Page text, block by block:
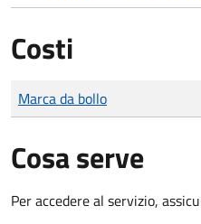
Costi
Tipo di pagamento
Importo
Marca da bollo
Cosa serve
Per accedere al servizio,